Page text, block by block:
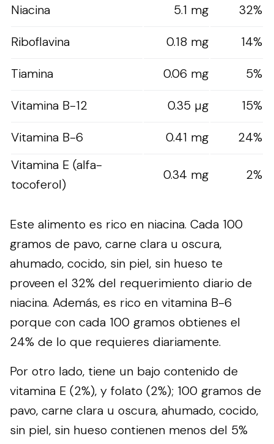
Niacina 5.1 mg
32%
Riboflavina
0.18 mg
14%
Tiamina
0.06 mg
5%
Vitamina B-12
0.35 µg
15%
Vitamina B-6
0.41 mg
24%
Vitamina E (alfa-
tocoferol)
0.34 mg 2%
Este alimento es rico en niacina. Cada 100
gramos de pavo, carne clara u oscura,
ahumado, cocido, sin piel, sin hueso te
proveen el 32% del requerimiento diario de
niacina. Además, es rico en vitamina B-6
porque con cada 100 gramos obtienes el
24% de lo que requieres diariamente.
Por otro lado, tiene un bajo contenido de
vitamina E (2%), y folato (2%); 100 gramos de
pavo, carne clara u oscura, ahumado, cocido,
sin piel, sin hueso contienen menos del 5%